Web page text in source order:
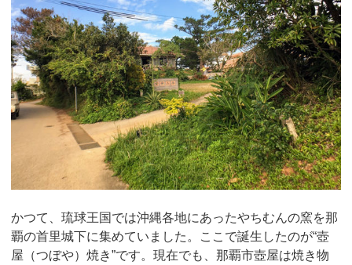
かつて、琉球王国では沖縄各地にあったやちむんの窯を那
覇の首里城下に集めていました。ここで誕生したのが“壺
屋（つぼや）焼き”です。現在でも、那覇市壺屋は焼き物